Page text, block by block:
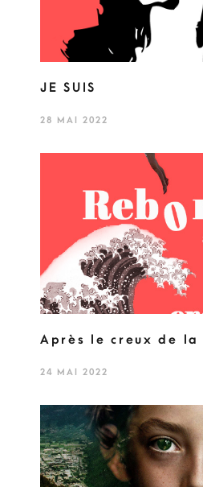
JE SUIS
28 MAI 2022
Après le creux de la
24 MAI 2022